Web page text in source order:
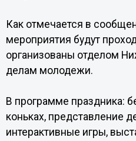
Как отмечается в
мероприятия будут
организованы отделом
делам молодежи.
В программе праздника:
коньках, представление
интерактивные игры,